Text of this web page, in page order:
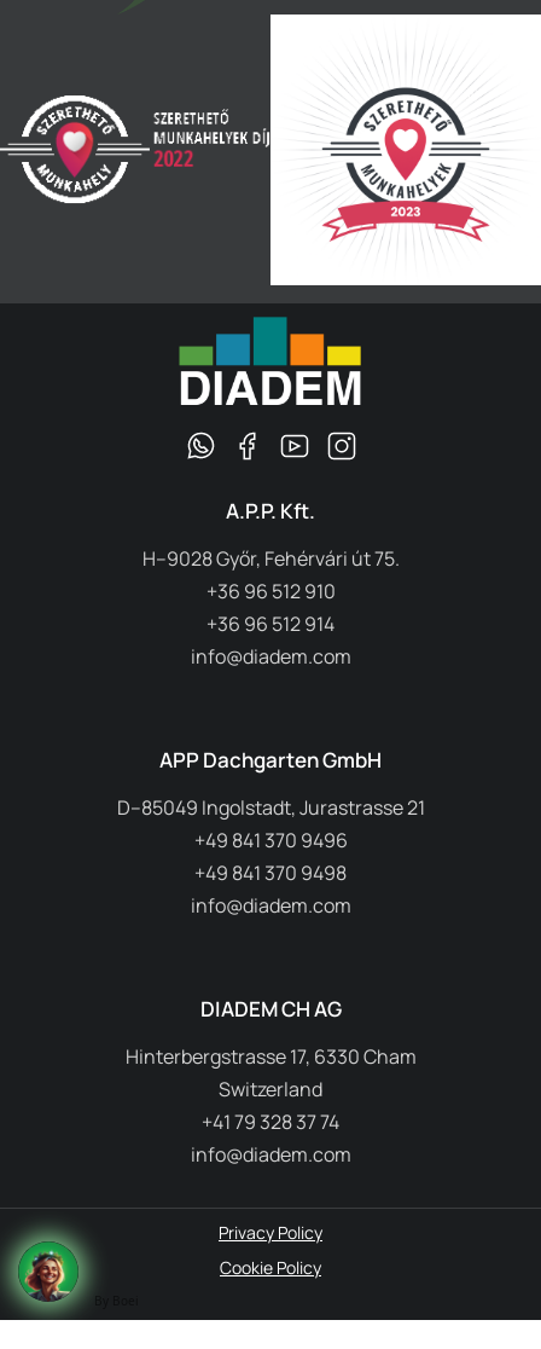
A.P.P. Kft.
H–9028 Győr, Fehérvári út 75.
+36 96 512 910
+36 96 512 914
info@diadem.com
APP Dachgarten GmbH
D–85049 Ingolstadt, Jurastrasse 21
+49 841 370 9496
+49 841 370 9498
info@diadem.com
DIADEM CH AG
Hinterbergstrasse 17, 6330 Cham
Switzerland
+41 79 328 37 74
info@diadem.com
Privacy Policy
Cookie Policy